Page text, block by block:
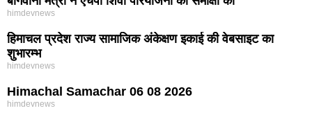
himdevnews
हिमाचल प्रदेश राज्य सामाजिक अंकेक्षण इकाई की वेबसाइट का
शुभारम्भ
himdevnews
Himachal Samachar 06 08 2026
himdevnews